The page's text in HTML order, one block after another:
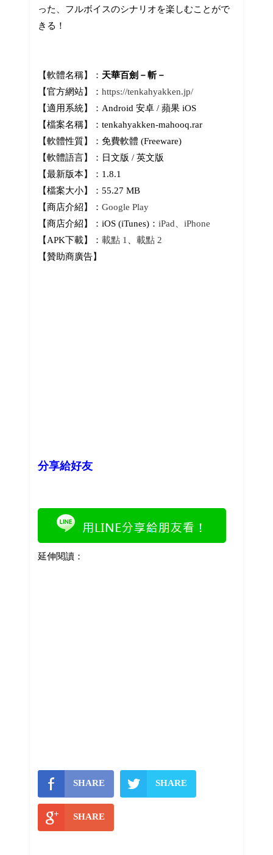
った、フルボイスのシナリオを楽しむことがで
きる！
【軟體名稱】： 天華百劍－斬－
【官方網站】： https://tenkahyakken.jp/
【適用系統】：Android 安卓 / 蘋果 iOS
【檔案名稱】：tenkahyakken-mahooq.rar
【軟體性質】：免費軟體 (Freeware)
【軟體語言】：日文版 / 英文版
【最新版本】：1.8.1
【檔案大小】：55.27 MB
【商店介紹】： Google Play
【商店介紹】：iOS (iTunes)： iPad、iPhone
【APK下載】： 載點 1、 載點 2
【贊助商廣告】
分享給好友
延伸閱讀：
SHARE SHARE
SHARE